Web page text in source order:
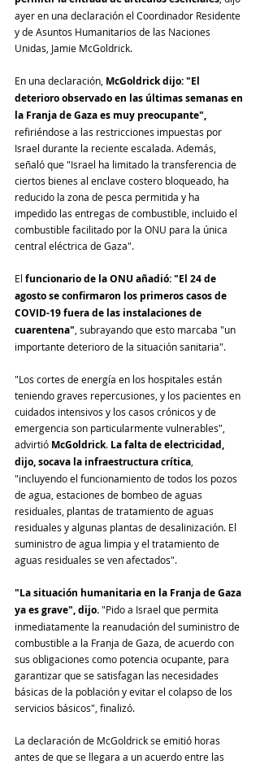
ayer en una declaración el Coordinador Residente
y de Asuntos Humanitarios de las Naciones
Unidas, Jamie McGoldrick.
En una declaración, McGoldrick dijo: "El
deterioro observado en las últimas semanas en
la Franja de Gaza es muy preocupante",
refiriéndose a las restricciones impuestas por
Israel durante la reciente escalada. Además,
señaló que "Israel ha limitado la transferencia de
ciertos bienes al enclave costero bloqueado, ha
reducido la zona de pesca permitida y ha
impedido las entregas de combustible, incluido el
combustible facilitado por la ONU para la única
central eléctrica de Gaza".
El funcionario de la ONU añadió: "El 24 de
agosto se confirmaron los primeros casos de
COVID-19 fuera de las instalaciones de
cuarentena" , subrayando que esto marcaba "un
importante deterioro de la situación sanitaria".
"Los cortes de energía en los hospitales están
teniendo graves repercusiones, y los pacientes en
cuidados intensivos y los casos crónicos y de
emergencia son particularmente vulnerables",
advirtió McGoldrick. La falta de electricidad,
dijo, socava la infraestructura crítica
"incluyendo el funcionamiento de todos los pozos
de agua, estaciones de bombeo de aguas
residuales, plantas de tratamiento de aguas
residuales y algunas plantas de desalinización. El
suministro de agua limpia y el tratamiento de
aguas residuales se ven afectados".
"La situación humanitaria en la Franja de Gaza
ya es grave", dijo. "Pido a Israel que permita
inmediatamente la reanudación del suministro de
combustible a la Franja de Gaza, de acuerdo con
sus obligaciones como potencia ocupante, para
garantizar que se satisfagan las necesidades
básicas de la población y evitar el colapso de los
servicios básicos", finalizó.
La declaración de McGoldrick se emitió horas
antes de que se llegara a un acuerdo entre las